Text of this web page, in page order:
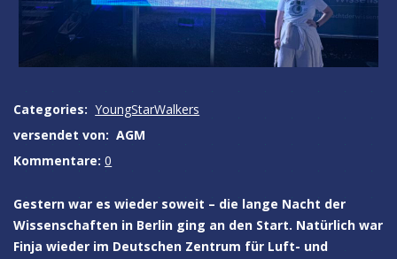
Categories: YoungStarWalkers
versendet von: AGM
Kommentare: 0
Gestern war es wieder soweit – die lange Nacht der
Wissenschaften in Berlin ging an den Start. Natürlich war
Finja wieder im Deutschen Zentrum für Luft- und